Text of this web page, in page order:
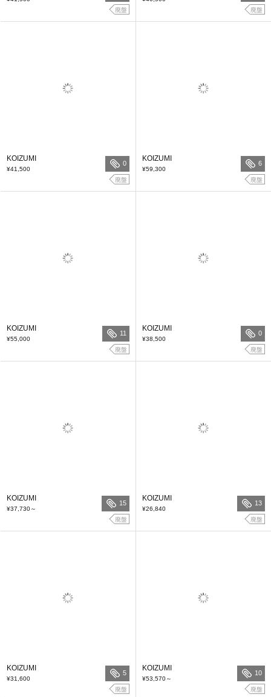
廃盤
廃盤
KOIZUMI
¥41,500
0
廃盤
KOIZUMI
¥59,300
6
廃盤
KOIZUMI
¥55,000
11
廃盤
KOIZUMI
¥38,500
0
廃盤
KOIZUMI
¥37,730～
15
廃盤
KOIZUMI
¥26,840
13
廃盤
KOIZUMI
¥31,600
5
廃盤
KOIZUMI
¥53,570～
10
廃盤